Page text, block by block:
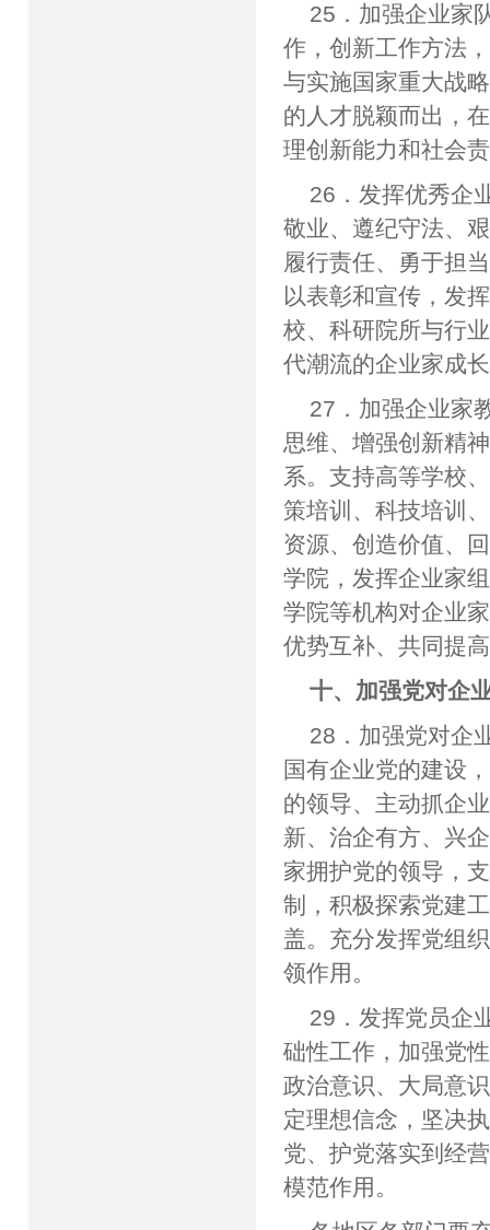
25．加强企业家
作，创新工作方法
与实施国家重大战
的人才脱颖而出，
理创新能力和社会
26．发挥优秀企
敬业、遵纪守法、
履行责任、勇于担
以表彰和宣传，发
校、科研院所与行
代潮流的企业家成
27．加强企业家
思维、增强创新精
系。支持高等学校
策培训、科技培训
资源、创造价值、
学院，发挥企业家
学院等机构对企业
优势互补、共同提
十、加强党对企
28．加强党对企
国有企业党的建设
的领导、主动抓企
新、治企有方、兴
家拥护党的领导，
制，积极探索党建
盖。充分发挥党组
领作用。
29．发挥党员企
础性工作，加强党
政治意识、大局意
定理想信念，坚决
党、护党落实到经
模范作用。